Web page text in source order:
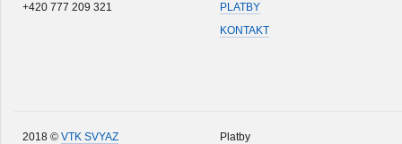
+420 777 209 321
PLATBY
KONTAKT
2018 © VTK SVYAZ Platby